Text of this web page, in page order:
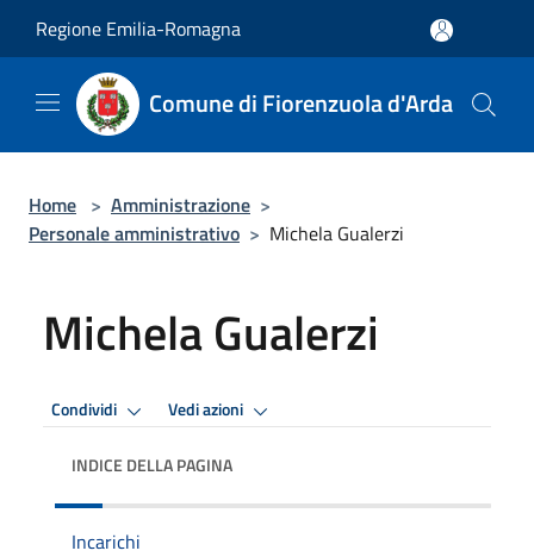
Regione Emilia-Romagna
Comune di Fiorenzuola d'Arda
Home > Amministrazione >
Personale amministrativo > Michela Gualerzi
Michela Gualerzi
Condividi Vedi azioni
INDICE DELLA PAGINA
Incarichi